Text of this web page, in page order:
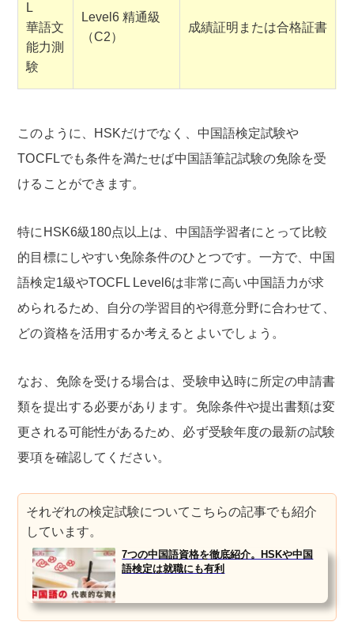
L
華語文
能力測
験
Level6 精通級
（C2）
成績証明または合格証書
このように、HSKだけでなく、中国語検定試験や
TOCFLでも条件を満たせば中国語筆記試験の免除を受
けることができます。
特にHSK6級180点以上は、中国語学習者にとって比較
的目標にしやすい免除条件のひとつです。一方で、中国
語検定1級やTOCFL Level6は非常に高い中国語力が求
められるため、自分の学習目的や得意分野に合わせて、
どの資格を活用するか考えるとよいでしょう。
なお、免除を受ける場合は、受験申込時に所定の申請書
類を提出する必要があります。免除条件や提出書類は変
更される可能性があるため、必ず受験年度の最新の試験
要項を確認してください。
それぞれの検定試験についてこちらの記事でも紹介
しています。
7つの中国語資格を徹底紹介。HSKや中国
語検定は就職にも有利